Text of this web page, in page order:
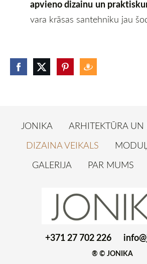
apvieno dizainu un
vara krāsas santehniku jau
JONIKA
ARHITEKTŪRA UN
DIZAINA VEIKALS
GALERIJA
PAR MUMS
+371 27 702 226
® © JONIKA